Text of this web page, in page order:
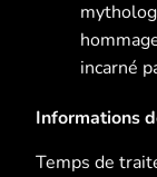
incarné
Informations
Temps de